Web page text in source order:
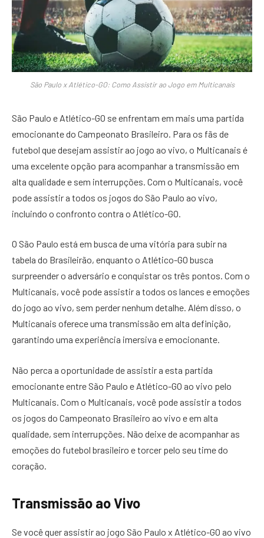
São Paulo x Atlético-GO: Como Assistir ao Jogo em Multicanais
São Paulo e Atlético-GO se enfrentam em mais uma partida
emocionante do Campeonato Brasileiro. Para os fãs de
futebol que desejam assistir ao jogo ao vivo, o Multicanais é
uma excelente opção para acompanhar a transmissão em
alta qualidade e sem interrupções. Com o Multicanais, você
pode assistir a todos os jogos do São Paulo ao vivo,
incluindo o confronto contra o Atlético-GO.
O São Paulo está em busca de uma vitória para subir na
tabela do Brasileirão, enquanto o Atlético-GO busca
surpreender o adversário e conquistar os três pontos. Com o
Multicanais, você pode assistir a todos os lances e emoções
do jogo ao vivo, sem perder nenhum detalhe. Além disso, o
Multicanais oferece uma transmissão em alta definição,
garantindo uma experiência imersiva e emocionante.
Não perca a oportunidade de assistir a esta partida
emocionante entre São Paulo e Atlético-GO ao vivo pelo
Multicanais. Com o Multicanais, você pode assistir a todos
os jogos do Campeonato Brasileiro ao vivo e em alta
qualidade, sem interrupções. Não deixe de acompanhar as
emoções do futebol brasileiro e torcer pelo seu time do
coração.
Transmissão ao Vivo
Se você quer assistir ao jogo São Paulo x Atlético-GO ao vivo